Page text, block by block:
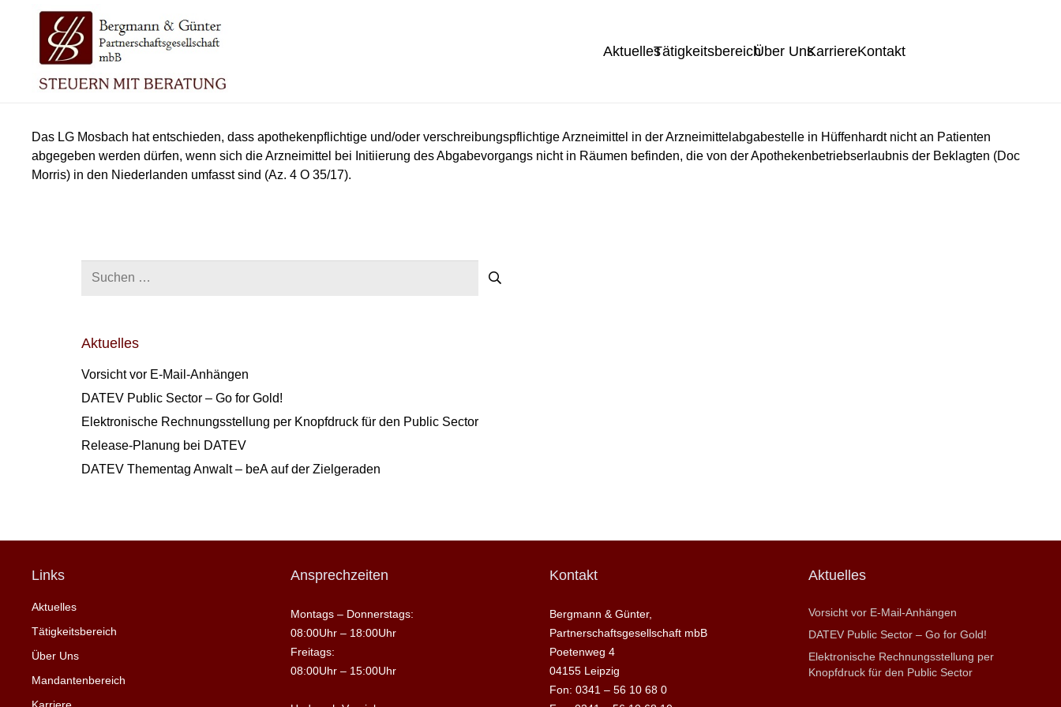
AktuellesTätigkeitsbereichÜber UnsKarriereKontakt
Das LG Mosbach hat entschieden, dass apothekenpflichtige und/oder verschreibungspflichtige Arzneimittel in der Arzneimittelabgabestelle in Hüffenhardt nicht an Patienten
abgegeben werden dürfen, wenn sich die Arzneimittel bei Initiierung des Abgabevorgangs nicht in Räumen befinden, die von der Apothekenbetriebserlaubnis der Beklagten (Doc
Morris) in den Niederlanden umfasst sind (Az. 4 O 35/17).
Aktuelles
Vorsicht vor E-Mail-Anhängen
DATEV Public Sector – Go for Gold!
Elektronische Rechnungsstellung per Knopfdruck für den Public Sector
Release-Planung bei DATEV
DATEV Thementag Anwalt – beA auf der Zielgeraden
Links
Aktuelles
Tätigkeitsbereich
Über Uns
Mandantenbereich
Ansprechzeiten
Montags – Donnerstags:
08:00Uhr – 18:00Uhr
Freitags:
08:00Uhr – 15:00Uhr
Kontakt
Bergmann & Günter,
Partnerschaftsgesellschaft mbB
Poetenweg 4
04155 Leipzig
Fon: 0341 – 56 10 68 0
Aktuelles
Vorsicht vor E-Mail-Anhängen
DATEV Public Sector – Go for Gold!
Elektronische Rechnungsstellung per
Knopfdruck für den Public Sector